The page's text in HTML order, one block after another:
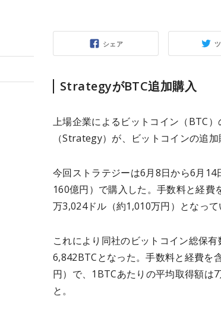
シェア
StrategyがBTC追加購入
上場企業によるビットコイン（BTC
（Strategy）が、ビットコインの追
今回ストラテジーは6月8日から6月
160億円）で購入した。手数料と経
万3,024ドル（約1,010万円）となって
これにより同社のビットコイン総保
6,842BTCとなった。手数料と経費を
円）で、1BTCあたりの平均取得額は
と。